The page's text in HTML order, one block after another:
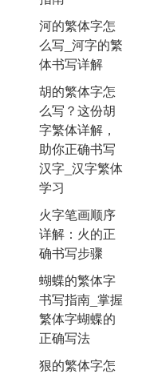
河的繁体字怎
么写_河字的繁
体书写详解
胡的繁体字怎
么写？这份胡
字繁体详解，
助你正确书写
汉字_汉字繁体
学习
火字笔画顺序
详解：火的正
确书写步骤
蝴蝶的繁体字
书写指南_掌握
繁体字蝴蝶的
正确写法
狠的繁体字怎